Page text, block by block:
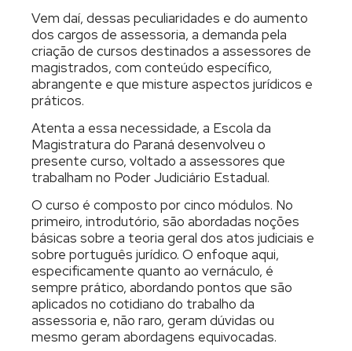
Vem daí, dessas peculiaridades e do aumento
dos cargos de assessoria, a demanda pela
criação de cursos destinados a assessores de
magistrados, com conteúdo específico,
abrangente e que misture aspectos jurídicos e
práticos.
Atenta a essa necessidade, a Escola da
Magistratura do Paraná desenvolveu o
presente curso, voltado a assessores que
trabalham no Poder Judiciário Estadual.
O curso é composto por cinco módulos. No
primeiro, introdutório, são abordadas noções
básicas sobre a teoria geral dos atos judiciais e
sobre português jurídico. O enfoque aqui,
especificamente quanto ao vernáculo, é
sempre prático, abordando pontos que são
aplicados no cotidiano do trabalho da
assessoria e, não raro, geram dúvidas ou
mesmo geram abordagens equivocadas.